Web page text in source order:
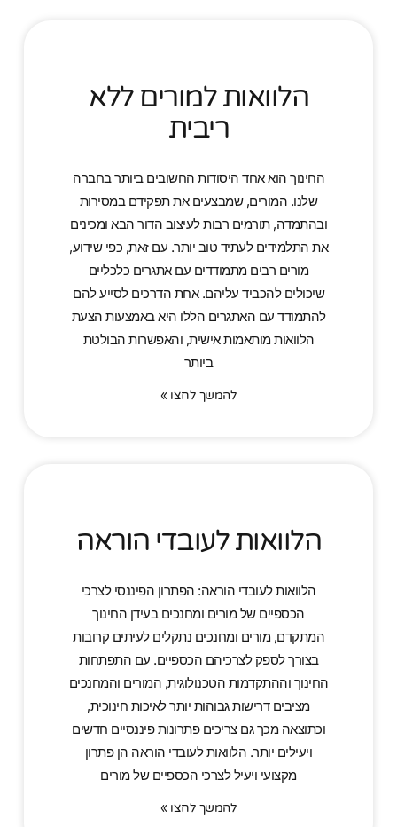
הלוואות למורים ללא
ריבית
החינוך הוא אחד היסודות החשובים ביותר בחברה
שלנו. המורים, שמבצעים את תפקידם במסירות
ובהתמדה, תורמים רבות לעיצוב הדור הבא ומכינים
את התלמידים לעתיד טוב יותר. עם זאת, כפי שידוע,
מורים רבים מתמודדים עם אתגרים כלכליים
שיכולים להכביד עליהם. אחת הדרכים לסייע להם
להתמודד עם האתגרים הללו היא באמצעות הצעת
הלוואות מותאמות אישית, והאפשרות הבולטת
ביותר
להמשך לחצו »
הלוואות לעובדי הוראה
הלוואות לעובדי הוראה: הפתרון הפיננסי לצרכי
הכספיים של מורים ומחנכים בעידן החינוך
המתקדם, מורים ומחנכים נתקלים לעיתים קרובות
בצורך לספק לצרכיהם הכספיים. עם התפתחות
החינוך וההתקדמות הטכנולוגית, המורים והמחנכים
מציבים דרישות גבוהות יותר לאיכות חינוכית,
וכתוצאה מכך גם צריכים פתרונות פיננסיים חדשים
ויעילים יותר. הלוואות לעובדי הוראה הן פתרון
מקצועי ויעיל לצרכי הכספיים של מורים
להמשך לחצו »